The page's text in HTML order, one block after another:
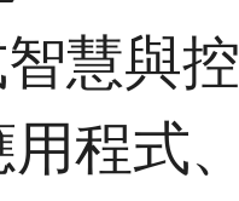
慧與
程式